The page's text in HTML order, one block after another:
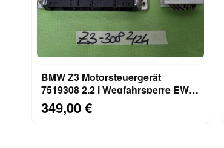
BMW Z3 Motorsteuergerät
7519308 2,2 i Wegfahrsperre EWS
Modul Zündschloss M54
349,00 €